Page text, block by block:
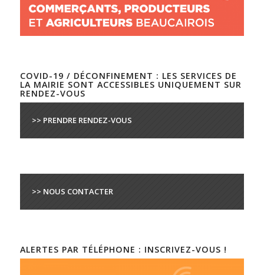
COVID-19 / DÉCONFINEMENT : LES SERVICES DE
LA MAIRIE SONT ACCESSIBLES UNIQUEMENT SUR
RENDEZ-VOUS
>> PRENDRE RENDEZ-VOUS
>> NOUS CONTACTER
ALERTES PAR TÉLÉPHONE : INSCRIVEZ-VOUS !